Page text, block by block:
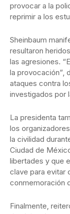
provocar a la
reprimir a los
Sheinbaum
resultaron
las agresiones.
la provocación”,
ataques contra
investigados por
La presidenta
los
la civilidad
Ciudad de
libertades y que
clave para evitar
conmemoración
Finalmente,